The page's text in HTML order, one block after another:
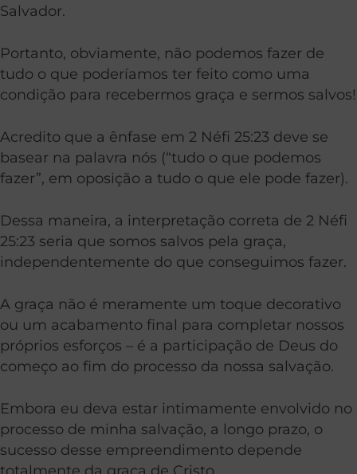
Salvador.
Portanto, obviamente, não podemos fazer de
tudo o que poderíamos ter feito como uma
condição para recebermos graça e sermos salvos!
Acredito que a ênfase em 2 Néfi 25:23 deve se
basear na palavra nós (“tudo o que podemos
fazer”, em oposição a tudo o que ele pode fazer).
Dessa maneira, a interpretação correta de 2 Néfi
25:23 seria que somos salvos pela graça,
independentemente do que conseguimos fazer.
A graça não é meramente um toque decorativo
ou um acabamento final para completar nossos
próprios esforços – é a participação de Deus do
começo ao fim do processo da nossa salvação.
Embora eu deva estar intimamente envolvido no
processo de minha salvação, a longo prazo, o
sucesso desse empreendimento depende
totalmente da graça de Cristo.